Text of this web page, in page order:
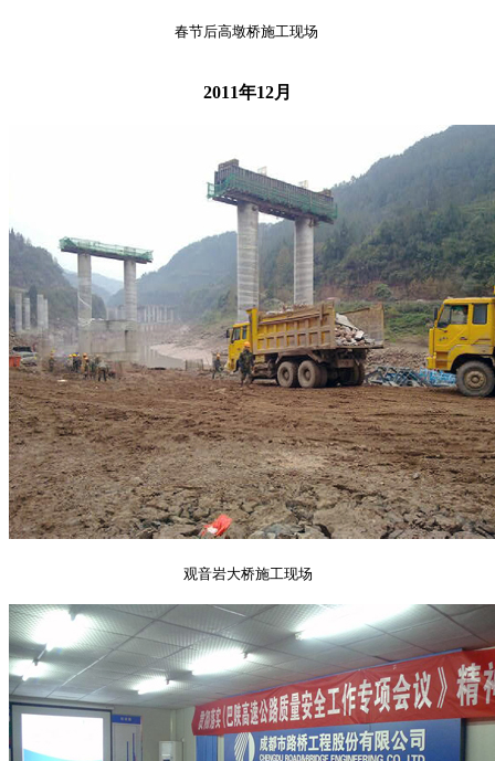
春节后高墩桥施工现场
2011年12月
观音岩大桥施工现场